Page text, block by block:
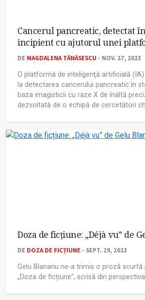
Cancerul pancreatic, detectat
incipient cu ajutorul unei
DE MAGDALENA TĂNĂSESCU - NOV. 27, 2023
O platformă de inteligenţă artificială
la detectarea cancerului pancreatic în
baza imagisticii cu raze X de înaltă
dezvoltată de o echipă de cercetători
Doza de ficțiune: „Déjà vu” de
DE DOZA DE FICȚIUNE - SEPT. 29, 2023
Gelu Blanariu ne-a trimis o proză scurtă
„Doza de ficțiune”, scrisă din